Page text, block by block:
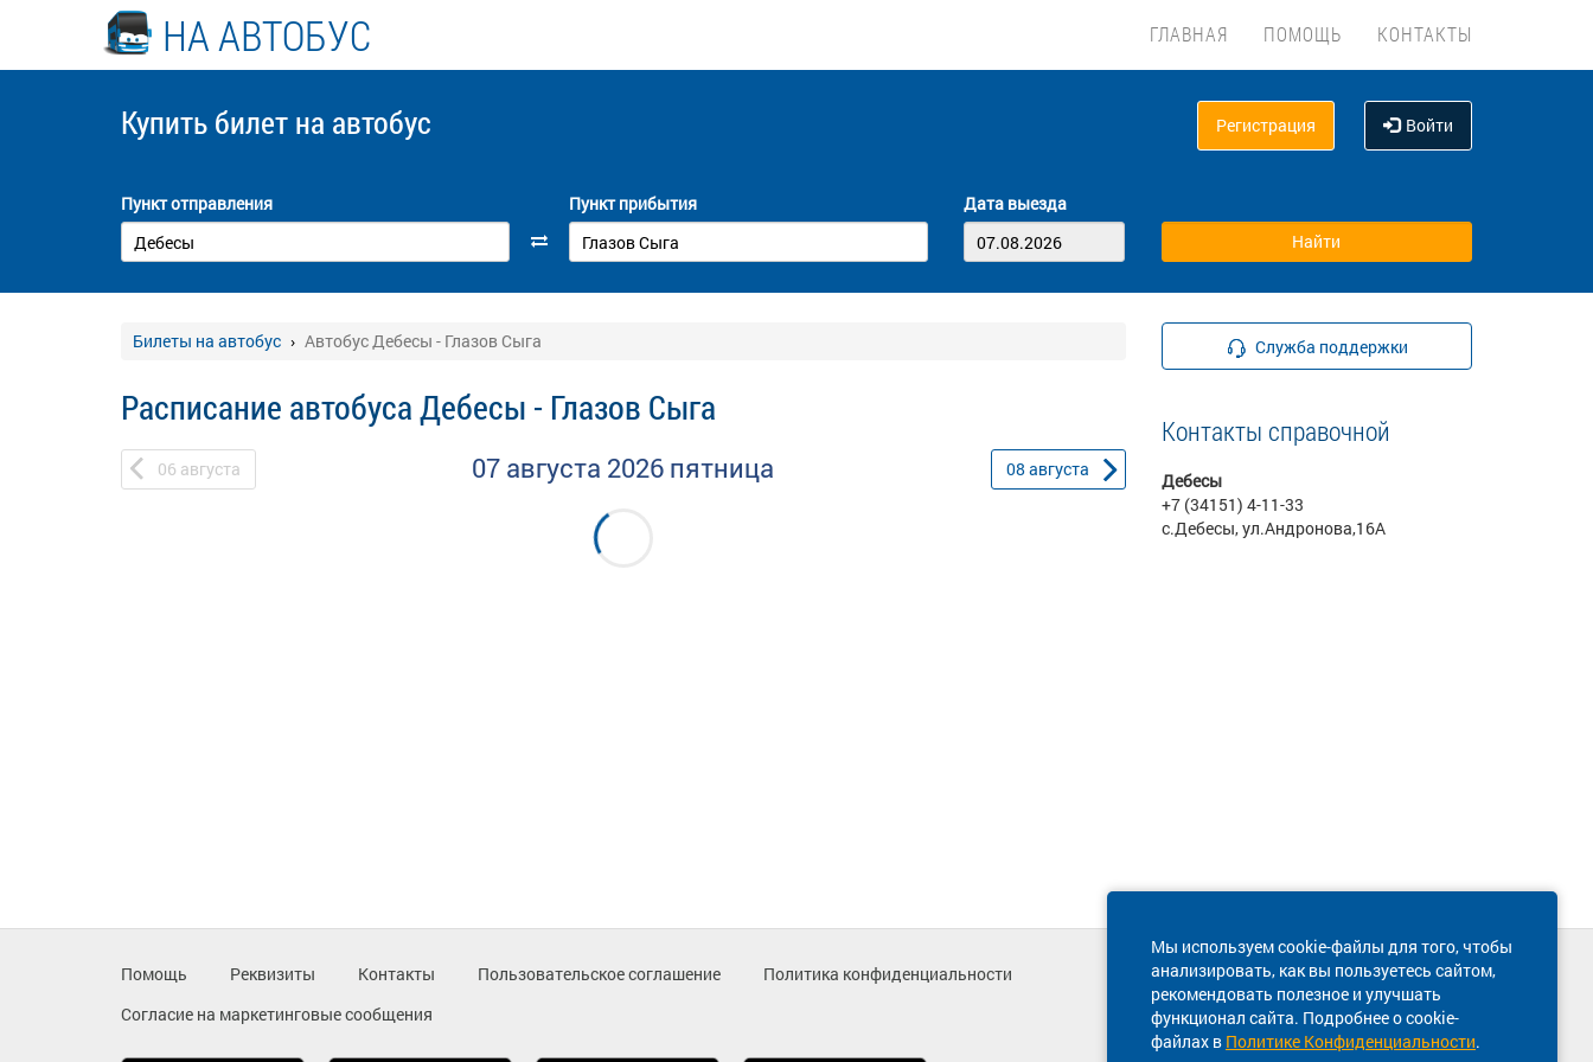
НА АВТОБУС ГЛАВНАЯ ПОМОЩЬ КОНТАКТЫ
Купить билет на автобус Регистрация Войти
Пункт отправления Пункт прибытия Дата выезда
Билеты на автобус Автобус Дебесы - Глазов Сыга
Расписание автобуса Дебесы - Глазов Сыга
06 августа 07 августа 2026 пятница 08 августа
Служба поддержки
Контакты справочной
Дебесы
+7 (34151) 4-11-33
с.Дебесы, ул.Андронова,16А
Мы используем cookie-файлы для того, чтобы
анализировать, как вы пользуетесь сайтом,
рекомендовать полезное и улучшать
функционал сайта. Подробнее о cookie-
файлах в Политике Конфиденциальности.
Помощь Реквизиты Контакты Пользовательское соглашение
Политика конфиденциальности
Согласие на маркетинговые сообщения
Техническая поддержка сайта
8 800 600-03-38